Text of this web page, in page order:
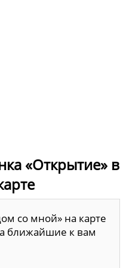
«Открытие» в
со мной» на карте
ближайшие к вам